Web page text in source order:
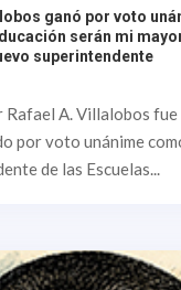
ganó por voto
serán mi
superintendente
Rafael A. Villalobos fue
por voto unánime
de las Escuelas...